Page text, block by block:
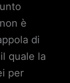
è
di
quale la
per